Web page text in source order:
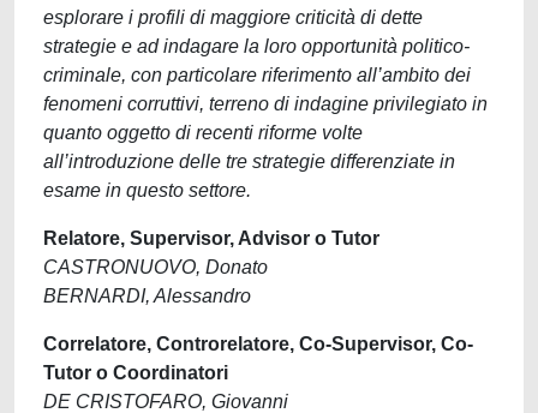
esplorare i profili di maggiore criticità di dette
strategie e ad indagare la loro opportunità politico-
criminale, con particolare riferimento all’ambito dei
fenomeni corruttivi, terreno di indagine privilegiato in
quanto oggetto di recenti riforme volte
all’introduzione delle tre strategie differenziate in
esame in questo settore.
Relatore, Supervisor, Advisor o Tutor
CASTRONUOVO, Donato
BERNARDI, Alessandro
Correlatore, Controrelatore, Co-Supervisor, Co-
Tutor o Coordinatori
DE CRISTOFARO, Giovanni